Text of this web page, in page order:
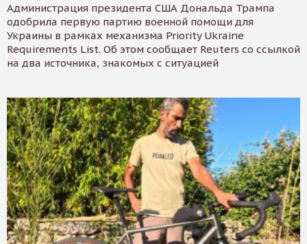
Администрация президента США Дональда Трампа
одобрила первую партию военной помощи для
Украины в рамках механизма Priority Ukraine
Requirements List. Об этом сообщает Reuters со ссылкой
на два источника, знакомых с ситуацией